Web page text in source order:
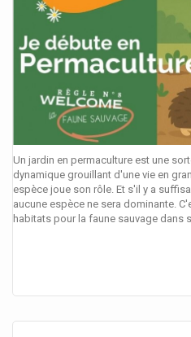
Un jardin en permaculture est une
dynamique grouillant d'une vie en
espèce joue son rôle. Et s'il y a
aucune espèce ne sera dominante.
habitats pour la faune sauvage dans